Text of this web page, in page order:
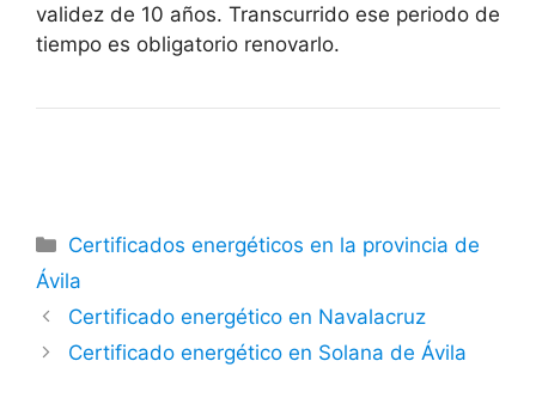
validez de 10 años. Transcurrido ese periodo de
tiempo es obligatorio renovarlo.
Categorías
Certificados energéticos en la provincia de
Ávila
Certificado energético en Navalacruz
Certificado energético en Solana de Ávila